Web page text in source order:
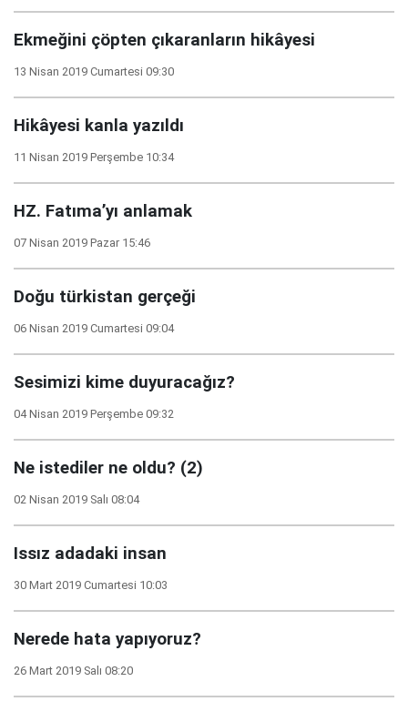
Ekmeğini çöpten çıkaranların hikâyesi
13 Nisan 2019 Cumartesi 09:30
Hikâyesi kanla yazıldı
11 Nisan 2019 Perşembe 10:34
HZ. Fatıma’yı anlamak
07 Nisan 2019 Pazar 15:46
Doğu türkistan gerçeği
06 Nisan 2019 Cumartesi 09:04
Sesimizi kime duyuracağız?
04 Nisan 2019 Perşembe 09:32
Ne istediler ne oldu? (2)
02 Nisan 2019 Salı 08:04
Issız adadaki insan
30 Mart 2019 Cumartesi 10:03
Nerede hata yapıyoruz?
26 Mart 2019 Salı 08:20